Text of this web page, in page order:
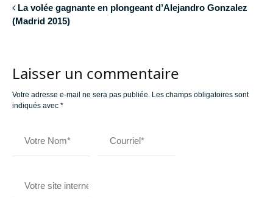
La volée gagnante en plongeant d’Alejandro Gonzalez
(Madrid 2015)
Laisser un commentaire
Votre adresse e-mail ne sera pas publiée. Les champs obligatoires sont
indiqués avec *